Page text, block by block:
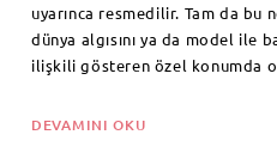
uyarınca resmedilir. Tam da bu
dünya algısını ya da model ile
ilişkili gösteren özel konumda
DEVAMINI OKU